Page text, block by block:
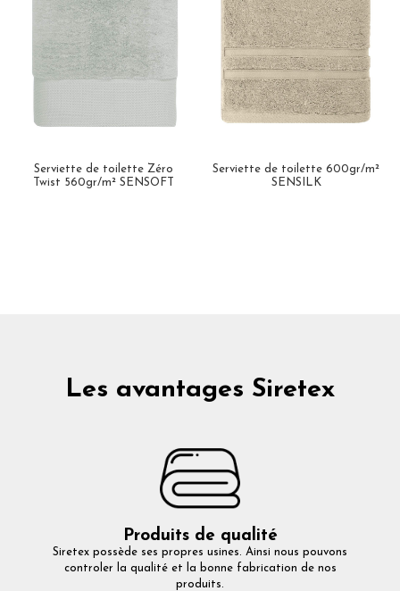
Serviette de toilette Zéro
Twist 560gr/m² SENSOFT
Serviette de toilette 600gr/m²
SENSILK
Les avantages Siretex
Produits de qualité
Siretex possède ses propres usines. Ainsi nous pouvons
controler la qualité et la bonne fabrication de nos
produits.